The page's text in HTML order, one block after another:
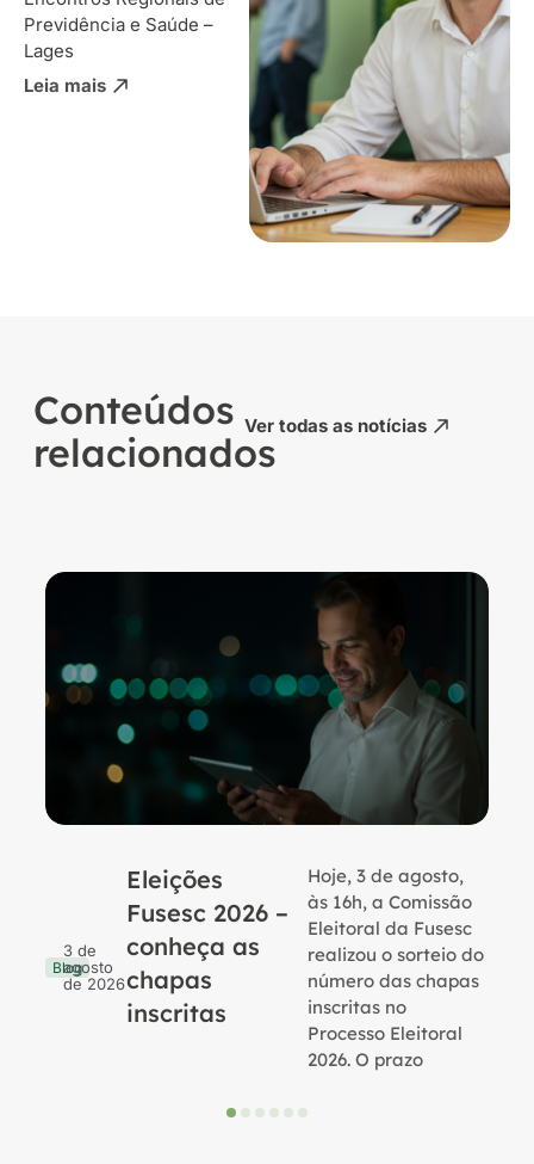
Previdência e Saúde –
Lages
Leia mais
Conteúdos
relacionados
Ver todas as notícias
Blog
3 de
agosto
de 2026
Eleições
Fusesc 2026 –
conheça as
chapas
inscritas
Hoje, 3 de agosto,
às 16h, a Comissão
Eleitoral da Fusesc
realizou o sorteio do
número das chapas
inscritas no
Processo Eleitoral
2026. O prazo